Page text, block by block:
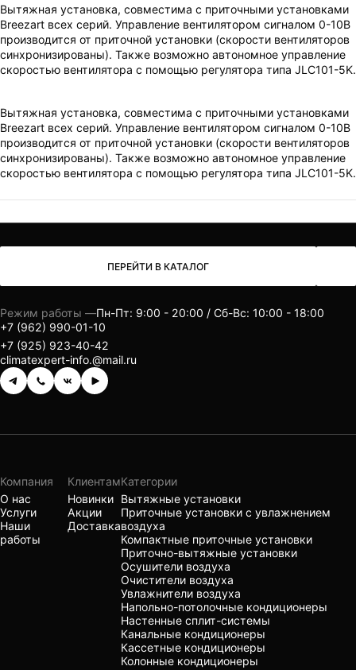
Вытяжная установка, совместима с приточными установками
Breezart всех серий. Управление вентилятором сигналом 0-10В
производится от приточной установки (скорости вентиляторов
синхронизированы). Также возможно автономное управление
скоростью вентилятора с помощью регулятора типа JLС101-5K.
Вытяжная установка, совместима с приточными установками
Breezart всех серий. Управление вентилятором сигналом 0-10В
производится от приточной установки (скорости вентиляторов
синхронизированы). Также возможно автономное управление
скоростью вентилятора с помощью регулятора типа JLС101-5K.
ПЕРЕЙТИ В КАТАЛОГ
Режим работы —Пн-Пт: 9:00 - 20:00 / Сб-Вс: 10:00 - 18:00
+7 (962) 990-01-10
+7 (925) 923-40-42
climatexpert-info.@mail.ru
Компания
О нас
Услуги
Наши
работы
Клиентам
Новинки
Акции
Доставка
Категории
Вытяжные установки
Приточные установки с увлажнением
воздуха
Компактные приточные установки
Приточно-вытяжные установки
Осушители воздуха
Очистители воздуха
Увлажнители воздуха
Напольно-потолочные кондиционеры
Настенные сплит-системы
Канальные кондиционеры
Кассетные кондиционеры
Колонные кондиционеры
ВАШ ЗАКАЗ УСПЕШНО ОФОРМЛЕН!
ЧТО-ТО ПОШЛО НЕ ТАК!
Пожалуйста повторите попытку позже.